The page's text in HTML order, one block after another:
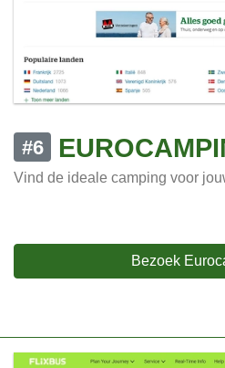
#6
Vind de ideale camping voor
Bezoek